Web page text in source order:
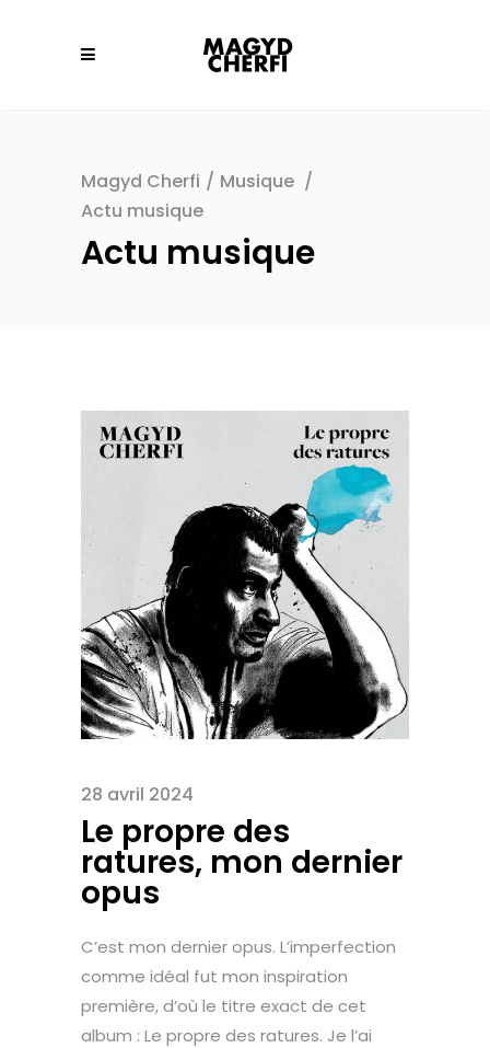
Magyd Cherfi / Musique /
Actu musique
Actu musique
28 avril 2024
Le propre des
ratures, mon dernier
opus
C’est mon dernier opus. L’imperfection
comme idéal fut mon inspiration
première, d’où le titre exact de cet
album : Le propre des ratures. Je l’ai